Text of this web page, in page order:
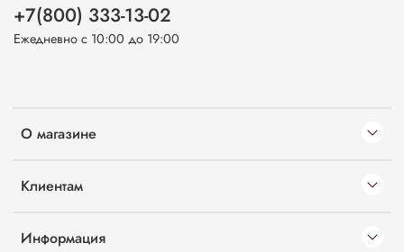
О магазине
Клиентам
Информация
+7(800) 333-13-02
Ежедневно с 10:00 до 19:00